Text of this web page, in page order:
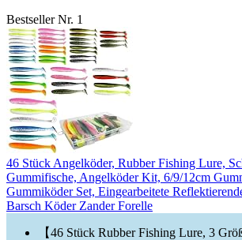
Bestseller Nr. 1
46 Stück Angelköder, Rubber Fishing Lure,
Gummifische, Angelköder Kit, 6/9/12cm
Gummiköder Set, Eingearbeitete
Barsch Köder Zander Forelle
【46 Stück Rubber Fishing Lure, 3